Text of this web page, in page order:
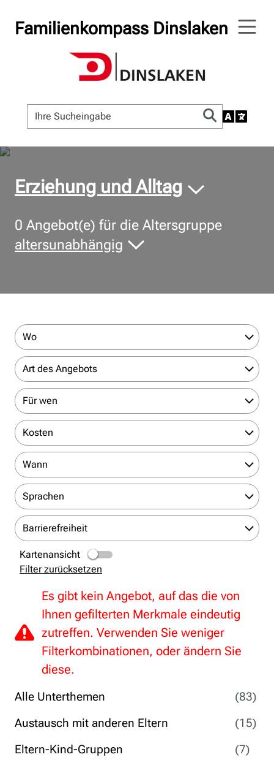
Familienkompass Dinslaken
© Bildnachweis
Erziehung und Alltag
0 Angebot(e) für die Altersgruppe
altersunabhängig
Alle Unterthemen
(83)
Austausch mit anderen Eltern
(15)
Eltern-Kind-Gruppen
(7)
Wo
Art des Angebots
Für wen
Kosten
Wann
Sprachen
Barrierefreiheit
Kartenansicht
Filter zurücksetzen
Es gibt kein Angebot, auf das die von
Ihnen gefilterten Merkmale eindeutig
zutreffen. Verwenden Sie weniger
Filterkombinationen, oder ändern Sie
diese.